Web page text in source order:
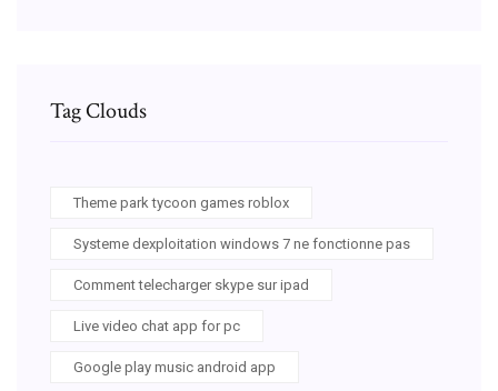
Tag Clouds
Theme park tycoon games roblox
Systeme dexploitation windows 7 ne fonctionne pas
Comment telecharger skype sur ipad
Live video chat app for pc
Google play music android app